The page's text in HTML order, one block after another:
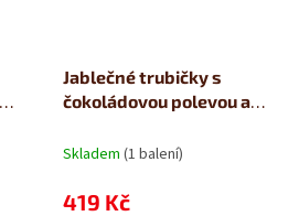
Jablečné trubičky s
čokoládovou polevou a
Skladem (1 balení)
419 Kč